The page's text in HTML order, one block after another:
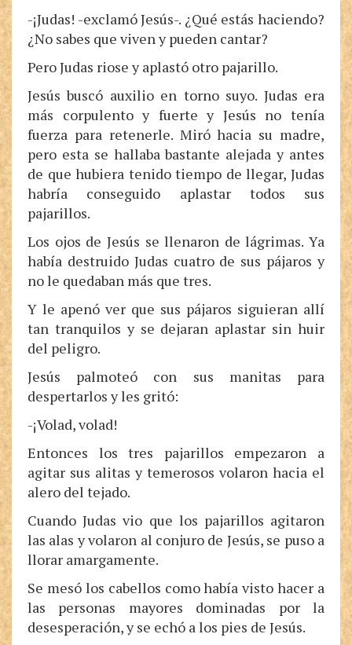
-¡Judas! -exclamó Jesús-. ¿Qué estás haciendo?
¿No sabes que viven y pueden cantar?
Pero Judas riose y aplastó otro pajarillo.
Jesús buscó auxilio en torno suyo. Judas era
más corpulento y fuerte y Jesús no tenía
fuerza para retenerle. Miró hacia su madre,
pero esta se hallaba bastante alejada y antes
de que hubiera tenido tiempo de llegar, Judas
habría conseguido aplastar todos sus
pajarillos.
Los ojos de Jesús se llenaron de lágrimas. Ya
había destruido Judas cuatro de sus pájaros y
no le quedaban más que tres.
Y le apenó ver que sus pájaros siguieran allí
tan tranquilos y se dejaran aplastar sin huir
del peligro.
Jesús palmoteó con sus manitas para
despertarlos y les gritó:
-¡Volad, volad!
Entonces los tres pajarillos empezaron a
agitar sus alitas y temerosos volaron hacia el
alero del tejado.
Cuando Judas vio que los pajarillos agitaron
las alas y volaron al conjuro de Jesús, se puso a
llorar amargamente.
Se mesó los cabellos como había visto hacer a
las personas mayores dominadas por la
desesperación, y se echó a los pies de Jesús.